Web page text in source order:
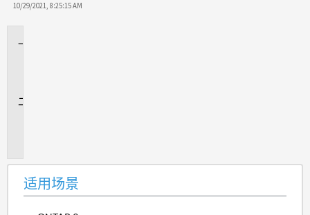
10/29/2021, 8:25:15 AM
适用场景